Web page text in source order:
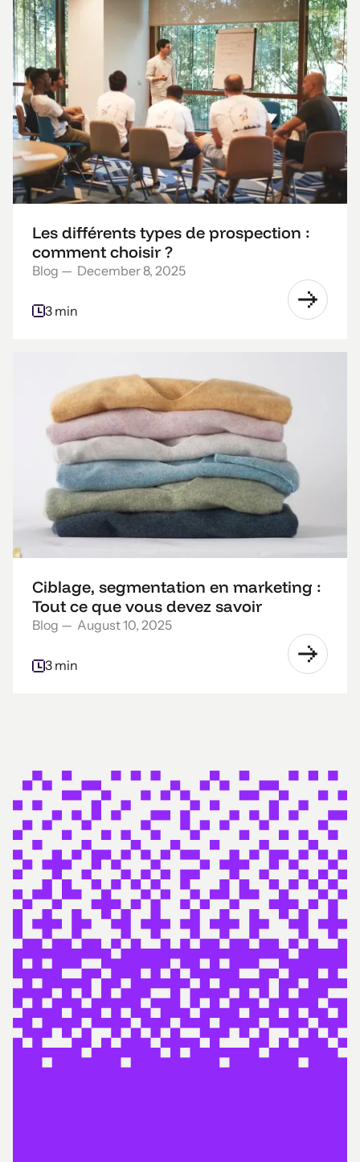
Les différents types de prospection :
comment choisir ?
Blog — December 8, 2025
3 min
Ciblage, segmentation en marketing :
Tout ce que vous devez savoir
Blog — August 10, 2025
3 min